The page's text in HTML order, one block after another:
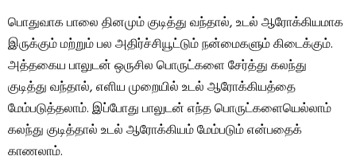
பொதுவாக பாலை தினமும் குடித்து வந்தால், உடல் ஆரோக்கியமாக
இருக்கும் மற்றும் பல அதிர்ச்சியூட்டும் நன்மைகளும் கிடைக்கும்.
அத்தகைய பாலுடன் ஒருசில பொருட்களை சேர்த்து கலந்து
குடித்து வந்தால், எளிய முறையில் உடல் ஆரோக்கியத்தை
மேம்படுத்தலாம். இப்போது பாலுடன் எந்த பொருட்களையெல்லாம்
கலந்து குடித்தால் உடல் ஆரோக்கியம் மேம்படும் என்பதைக்
காணலாம்.